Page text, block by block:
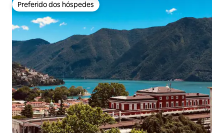
pequeno cemitério de Blevio, é possível
visitar o túmulo de Giuditta Pasta, que
morreu em 1865.
Preferido dos hóspedes
Preferido dos hóspedes